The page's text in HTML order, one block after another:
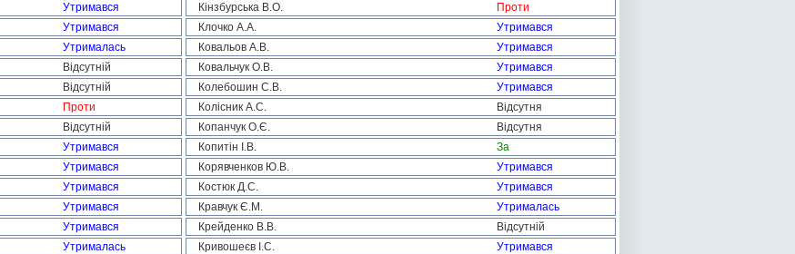
Утримався Кінзбурська В.О.
Проти
Утримався Клочко А.А.
Утримався
Утрималась Ковальов А.В.
Утримався
Відсутній Ковальчук О.В.
Утримався
Відсутній Колебошин С.В.
Утримався
Проти Колісник А.С.
Відсутня
Відсутній Копанчук О.Є.
Відсутня
Утримався Копитін І.В.
За
Утримався Корявченков Ю.В.
Утримався
Утримався Костюк Д.С.
Утримався
Утримався Кравчук Є.М.
Утрималась
Утримався Крейденко В.В.
Відсутній
Утрималась Кривошеєв І.С.
Утримався